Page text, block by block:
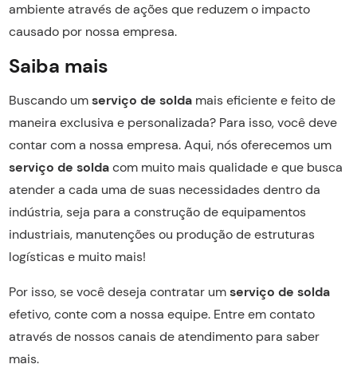
ambiente através de ações que reduzem o impacto
causado por nossa empresa.
Saiba mais
Buscando umserviço de soldamais eficiente e feito de
maneira exclusiva e personalizada? Para isso, você deve
contar com a nossa empresa. Aqui, nós oferecemos um
serviço de soldacom muito mais qualidade e que busca
atender a cada uma de suas necessidades dentro da
indústria, seja para a construção de equipamentos
industriais, manutenções ou produção de estruturas
logísticas e muito mais!
Por isso, se você deseja contratar umserviço de solda
efetivo, conte com a nossa equipe. Entre em contato
através de nossos canais de atendimento para saber
mais.